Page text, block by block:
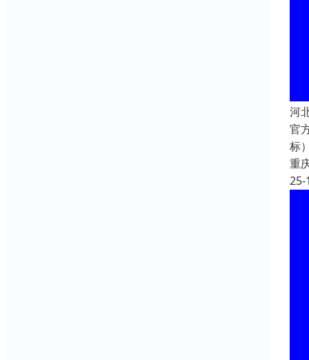
河
官
标
重
25-